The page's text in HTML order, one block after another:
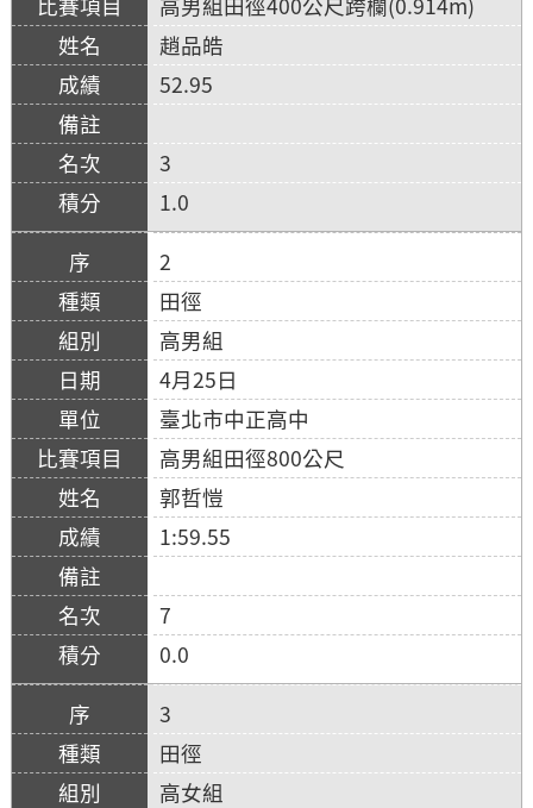
趙品皓
52.95
3
1.0
2
田徑
高男組
4月25日
臺北市中正高中
高男組田徑800公尺
郭哲愷
1:59.55
7
0.0
3
田徑
高女組